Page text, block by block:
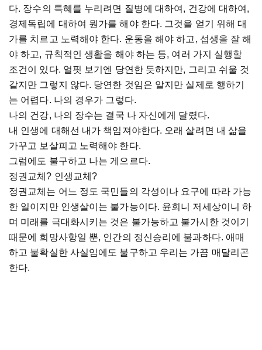
다. 장수의 특혜를 누리려면 질병에 대하여, 건강에 대하여,
경제독립에 대하여 뭔가를 해야 한다. 그것을 얻기 위해 대
가를 치르고 노력해야 한다. 운동을 해야 하고, 섭생을 잘 해
야 하고, 규칙적인 생활을 해야 하는 등, 여러 가지 실행할
조건이 있다. 얼핏 보기엔 당연한 듯하지만, 그리고 쉬울 것
같지만 그렇지 않다. 당연한 것임은 알지만 실제로 행하기
는 어렵다. 나의 경우가 그렇다.
나의 건강, 나의 장수는 결국 나 자신에게 달렸다.
내 인생에 대해선 내가 책임져야한다. 오래 살려면 내 삶을
가꾸고 보살피고 노력해야 한다.
그럼에도 불구하고 나는 게으르다.
정권교체? 인생교체?
정권교체는 어느 정도 국민들의 각성이나 요구에 따라 가능
한 일이지만 인생살이는 불가능이다. 윤회니 저세상이니 하
며 미래를 극대화시키는 것은 불가능하고 불가시한 것이기
때문에 희망사항일 뿐, 인간의 정신승리에 불과하다. 애매
하고 불확실한 사실임에도 불구하고 우리는 가끔 매달리곤
한다.